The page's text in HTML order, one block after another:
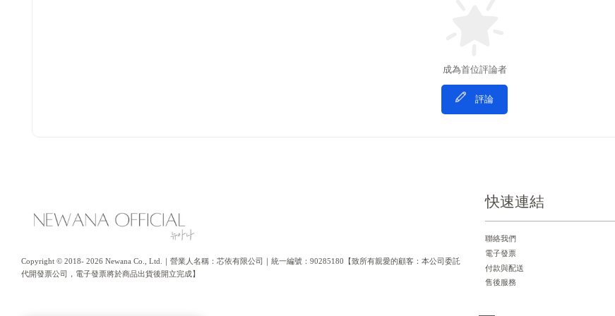
成為首位評論者
評論
Copyright © 2018- 2026 Newana Co., Ltd.｜營業人名稱：芯依有限公司｜統一編號：90285180【致所有親愛的顧客：本公司委託
代開發票公司，電子發票將於商品出貨後開立完成】
快速連結
聯絡我們
電子發票
付款與配送
售後服務